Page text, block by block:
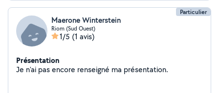
Particulier
Maerone Winterstein
Riom (Sud Ouest)
1/5 (1 avis)
Présentation
Je n'ai pas encore renseigné ma présentation.